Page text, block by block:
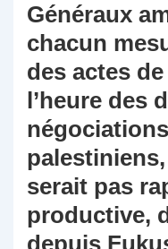
Généraux
chacun
des actes
l’heure des
serait pas
productive,